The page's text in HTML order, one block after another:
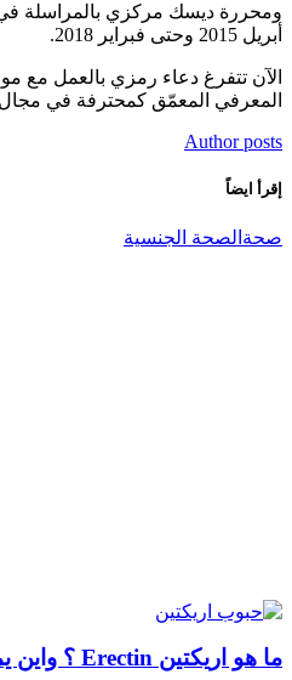
ومحررة ديسك مركزي بالمراسلة
أبريل 2015 وحتى فبراير 2018.
الآن تتفرغ دعاء رمزي بالعمل مع
المعرفي المعمّق كمحترفة في مجال
Author posts
إقرأ ايضاً
صحة الصحة الجنسية
ما هو اريكتين Erectin ؟ واين يمكن شراء الاصلي 100%